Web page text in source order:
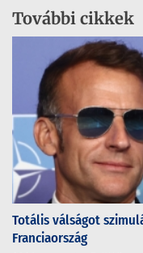
További cikkek
Totális válságot
Franciaország